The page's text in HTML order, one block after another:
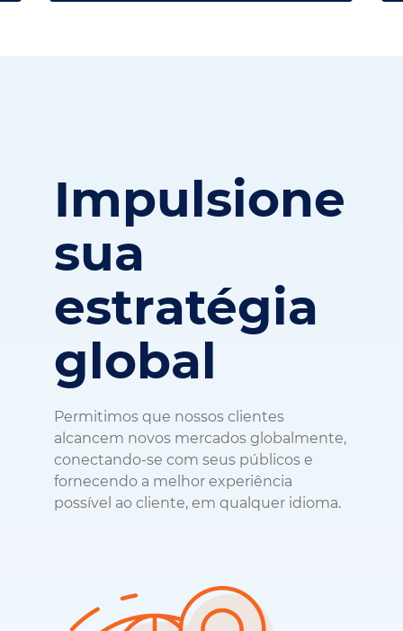
Impulsione
sua
estratégia
global
Permitimos que nossos clientes
alcancem novos mercados globalmente,
conectando-se com seus públicos e
fornecendo a melhor experiência
possível ao cliente, em qualquer idioma.